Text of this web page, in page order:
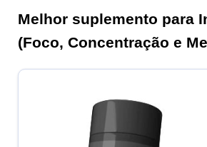
Melhor suplemento para
(Foco, Concentração e